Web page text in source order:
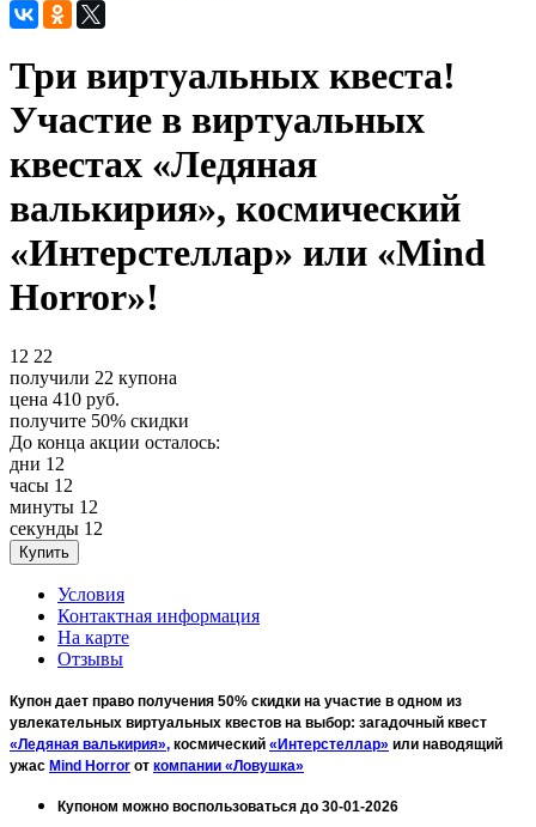
Три виртуальных квеста!
Участие в виртуальных
квестах «Ледяная
валькирия», космический
«Интерстеллар» или «Mind
Horror»!
12 22
получили 22 купона
цена 410 руб.
получите 50% скидки
До конца акции осталось:
дни 12
часы 12
минуты 12
секунды 12
Условия
Контактная информация
На карте
Отзывы
Купон дает право получения 50% скидки на участие в одном из
увлекательных виртуальных квестов на выбор: загадочный квест
«Ледяная валькирия», космический «Интерстеллар» или наводящий
ужас Mind Horror от компании «Ловушка»
Купоном можно воспользоваться до 30-01-2026